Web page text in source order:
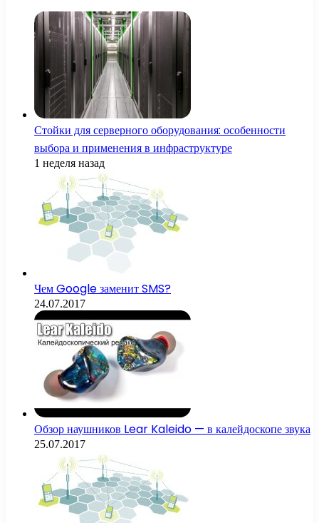
Стойки для серверного оборудования: особенности
выбора и применения в инфраструктуре
1 неделя назад
Чем Google заменит SMS?
24.07.2017
Обзор наушников Lear Kaleido — в калейдоскопе звука
25.07.2017